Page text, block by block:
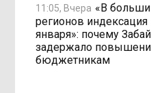
11:05, Вчера «В
регионов
января»: почему
задержало
бюджетникам